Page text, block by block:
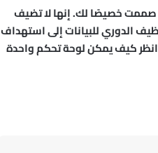
صممت خصيصًا لك. إنها لا تضيف
الدوري للبيانات إلى استهداف
كيف يمكن لوحة تحكم واحدة